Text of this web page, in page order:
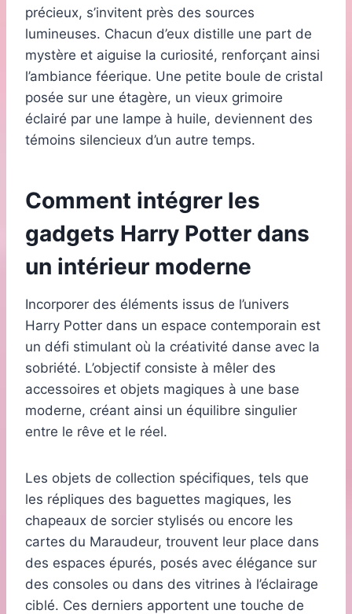
précieux, s’invitent près des sources
lumineuses. Chacun d’eux distille une part de
mystère et aiguise la curiosité, renforçant ainsi
l’ambiance féerique. Une petite boule de cristal
posée sur une étagère, un vieux grimoire
éclairé par une lampe à huile, deviennent des
témoins silencieux d’un autre temps.
Comment intégrer les
gadgets Harry Potter dans
un intérieur moderne
Incorporer des éléments issus de l’univers
Harry Potter dans un espace contemporain est
un défi stimulant où la créativité danse avec la
sobriété. L’objectif consiste à mêler des
accessoires et objets magiques à une base
moderne, créant ainsi un équilibre singulier
entre le rêve et le réel.
Les objets de collection spécifiques, tels que
les répliques des baguettes magiques, les
chapeaux de sorcier stylisés ou encore les
cartes du Maraudeur, trouvent leur place dans
des espaces épurés, posés avec élégance sur
des consoles ou dans des vitrines à l’éclairage
ciblé. Ces derniers apportent une touche de